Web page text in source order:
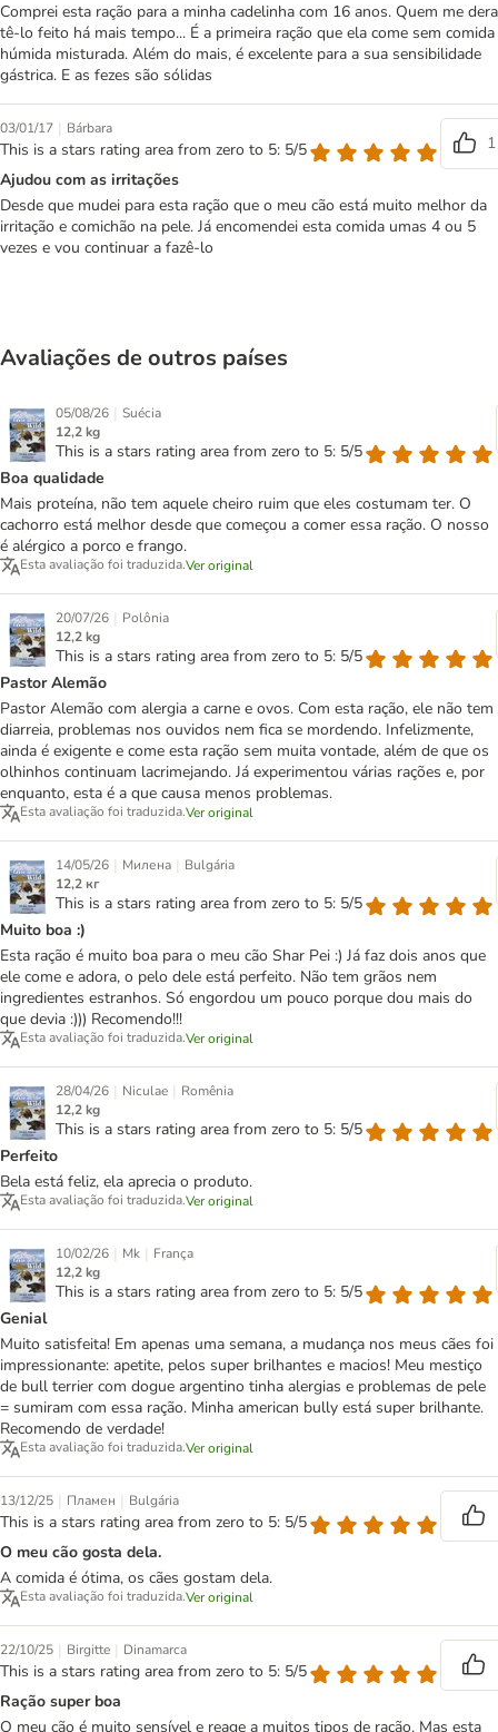
Comprei esta ração para a minha cadelinha com 16 anos. Quem me dera
tê-lo feito há mais tempo... É a primeira ração que ela come sem comida
húmida misturada. Além do mais, é excelente para a sua sensibilidade
gástrica. E as fezes são sólidas
03/01/17 | Bárbara
This is a stars rating area from zero to 5: 5/5
1
Ajudou com as irritações
Desde que mudei para esta ração que o meu cão está muito melhor da
irritação e comichão na pele. Já encomendei esta comida umas 4 ou 5
vezes e vou continuar a fazê-lo
Avaliações de outros países
05/08/26 | Suécia
12,2 kg
This is a stars rating area from zero to 5: 5/5
Boa qualidade
Mais proteína, não tem aquele cheiro ruim que eles costumam ter. O
cachorro está melhor desde que começou a comer essa ração. O nosso
é alérgico a porco e frango.
Esta avaliação foi traduzida.Ver original
20/07/26 | Polônia
12,2 kg
This is a stars rating area from zero to 5: 5/5
Pastor Alemão
Pastor Alemão com alergia a carne e ovos. Com esta ração, ele não tem
diarreia, problemas nos ouvidos nem fica se mordendo. Infelizmente,
ainda é exigente e come esta ração sem muita vontade, além de que os
olhinhos continuam lacrimejando. Já experimentou várias rações e, por
enquanto, esta é a que causa menos problemas.
Esta avaliação foi traduzida.Ver original
14/05/26 | Милена | Bulgária
12,2 кг
This is a stars rating area from zero to 5: 5/5
Muito boa :)
Esta ração é muito boa para o meu cão Shar Pei :) Já faz dois anos que
ele come e adora, o pelo dele está perfeito. Não tem grãos nem
ingredientes estranhos. Só engordou um pouco porque dou mais do
que devia :))) Recomendo!!!
Esta avaliação foi traduzida.Ver original
28/04/26 | Niculae | Romênia
12,2 kg
This is a stars rating area from zero to 5: 5/5
Perfeito
Bela está feliz, ela aprecia o produto.
Esta avaliação foi traduzida.Ver original
10/02/26 | Mk | França
12,2 kg
This is a stars rating area from zero to 5: 5/5
Genial
Muito satisfeita! Em apenas uma semana, a mudança nos meus cães foi
impressionante: apetite, pelos super brilhantes e macios! Meu mestiço
de bull terrier com dogue argentino tinha alergias e problemas de pele
= sumiram com essa ração. Minha american bully está super brilhante.
Recomendo de verdade!
Esta avaliação foi traduzida.Ver original
13/12/25 | Пламен | Bulgária
This is a stars rating area from zero to 5: 5/5
O meu cão gosta dela.
A comida é ótima, os cães gostam dela.
Esta avaliação foi traduzida.Ver original
22/10/25 | Birgitte | Dinamarca
This is a stars rating area from zero to 5: 5/5
Ração super boa
O meu cão é muito sensível e reage a muitos tipos de ração. Mas esta